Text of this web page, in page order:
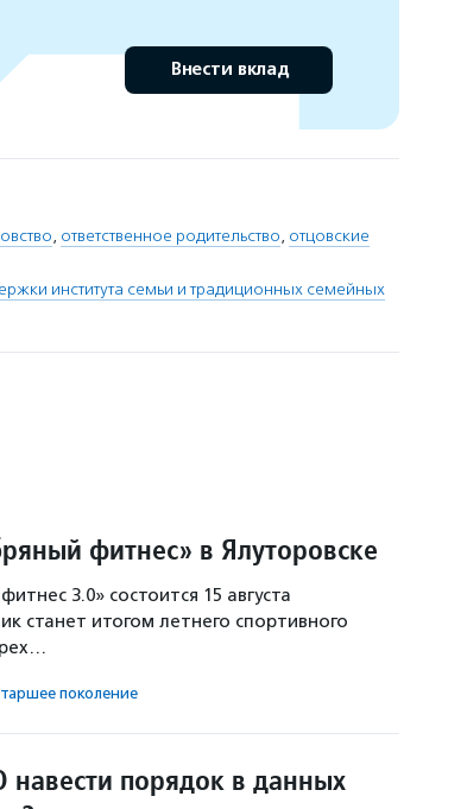
Внести вклад
, ответственное родительство, отцовские
института семьи и традиционных семейных
фитнес» в Ялуторовске
3.0» состоится 15 августа
станет итогом летнего спортивного
поколение
порядок в данных